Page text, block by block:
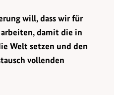
will, dass wir für
damit die in
Welt setzen und den
vollenden